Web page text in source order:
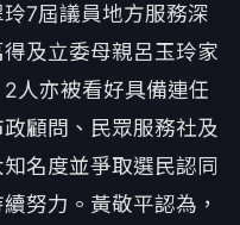
7屆議員地方服務深
及立委母親呂玉玲家
人亦被看好具備連任
顧問、民眾服務社及
名度並爭取選民認同
努力。黃敬平認為，